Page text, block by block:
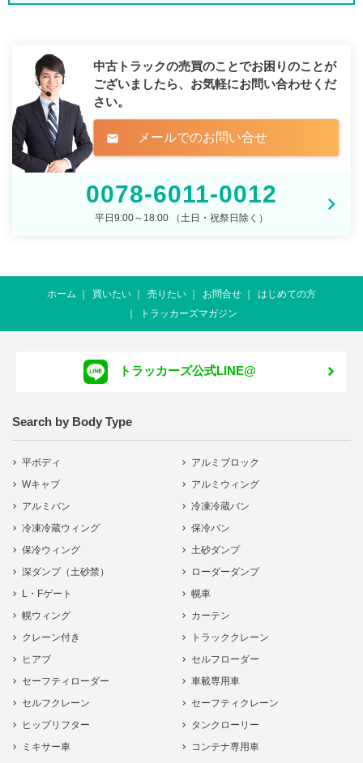
中古トラックの売買のことでお困りのことが
ございましたら、 お気軽にお問い合わせくだ
さい。
mail メールでのお問い合せ
0078-6011-0012
平日9:00～18:00 （土日・祝祭日除く）
ホーム 買いたい 売りたい お問合せ
はじめての方
トラッカーズマガジン
トラッカーズ公式LINE@
Search by Body Type
平ボディ
アルミブロック
Wキャブ
アルミウィング
アルミバン
冷凍冷蔵バン
冷凍冷蔵ウィング
保冷バン
保冷ウィング
土砂ダンプ
深ダンプ（土砂禁）
ローダーダンプ
L・Fゲート
幌車
幌ウィング
カーテン
クレーン付き
トラッククレーン
ヒアブ
セルフローダー
セーフティローダー
車載専用車
セルフクレーン
セーフティクレーン
ヒップリフター
タンクローリー
ミキサー車
コンテナ専用車